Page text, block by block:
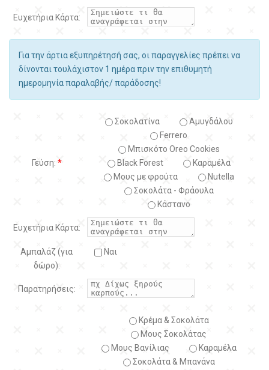
Ευχετήρια Κάρτα:
Για την άρτια εξυπηρέτησή σας, οι παραγγελίες πρέπει να
δίνονται τουλάχιστον 1 ημέρα πριν την επιθυμητή
ημερομηνία παραλαβής/ παράδοσης!
Γεύση: *
Σοκολατίνα
Αμυγδάλου
Ferrero
Μπισκότο Oreo Cookies
Black Forest
Kαραμέλα
Μους με φρούτα
Nutella
Σοκολάτα - Φράουλα
Κάστανο
Ευχετήρια Κάρτα:
Αμπαλάζ (για
δώρο):
Ναι
Παρατηρήσεις:
Κρέμα & Σοκολάτα
Μους Σοκολάτας
Μους Βανίλιας
Καραμέλα
Σοκολάτα & Μπανάνα